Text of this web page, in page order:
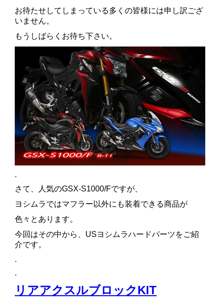
お待たせしてしまっている多くの皆様には申し訳ござ
いません。
もうしばらくお待ち下さい。
.
さて、人気のGSX-S1000/Fですが、
ヨシムラではマフラー以外にも装着できる商品が
色々とあります。
今回はその中から、USヨシムラハードパーツをご紹
介です。
.
.
リアアクスルブロックKIT